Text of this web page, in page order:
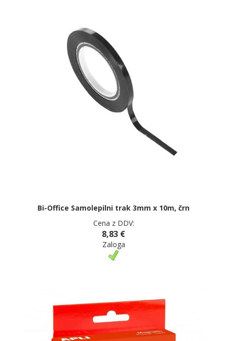
Bi-Office Samolepilni trak 3mm x 10m, črn
Cena z DDV:
8,83 €
Zaloga